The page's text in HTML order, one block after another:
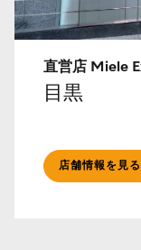
直営店 Miele
目黒
店舗情報を見る